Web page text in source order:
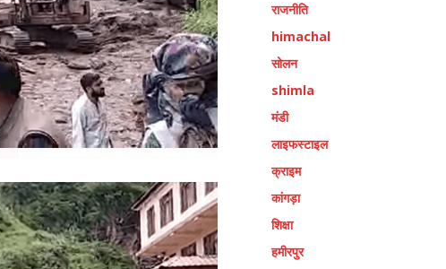
राजनीति
himachal
सोलन
shimla
मंडी
लाइफस्टाइल
क्राइम
कांगड़ा
शिक्षा
हमीरपुर